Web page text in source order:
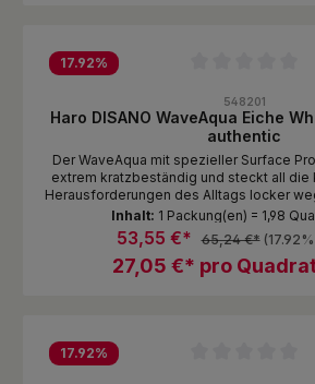
17.92%
548201
Haro DISANO WaveAqua Eiche
authentic
Der WaveAqua mit spezieller Surface
extrem kratzbeständig und steckt all die
Herausforderungen des Alltags locker
Nässeschutz unempfindlich gegen
ist echte DISANO Qualität zum
27,05 €* pro
53,55 €* 65,24 €*
Inhalt: 1 Packung(en) = 1,98
17.92%